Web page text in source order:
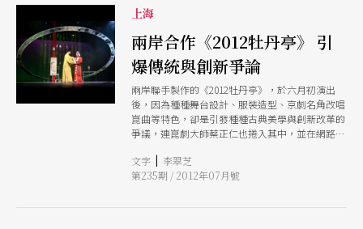
格。《南柯夢》以連本戲的面貌出現，在尊重傳統
的前提下，如何讓戲更多元豐富，折子與折子的連
貫更順暢，現代劇場手段，在這齣戲裡，扮演了關
鍵的角 色。 延續文學家白先勇的青春版《牡丹
亭》所掀起的崑曲熱潮，由兩岸聯合製作的《南柯
老班底──舞台設計黃怡儒、燈光設計王天宏、服
裝設計賴宣吾，借重他們在現代劇場激盪出的絕佳
默契，為崑曲注入當代審美品味。然而，崑曲的動
作程式有其嚴 格的限制，如何在不破壞傳統的前
題下，帶給老觀眾不同的新意，也讓年輕觀眾感覺
到，崑曲可以這麼炫？王嘉明說，在南京待的時間
斷斷續續加起來有近半年之 久，過程難免繞了很
上海
兩岸合作《2012牡丹亭》 引
爆傳統與創新爭論
兩岸聯手製作的《2012牡丹亭》，於六月初演出
後，因為種種舞台設計、服裝造型、京劇名角改唱
崑曲等特色，卻是引發種種古典美學與創新改革的
爭議，連崑劇大師蔡正仁也捲入其中，並在網路評
《牡丹亭》，再添紀錄。
文字 | 李翠芝
第235期 / 2012年07月號